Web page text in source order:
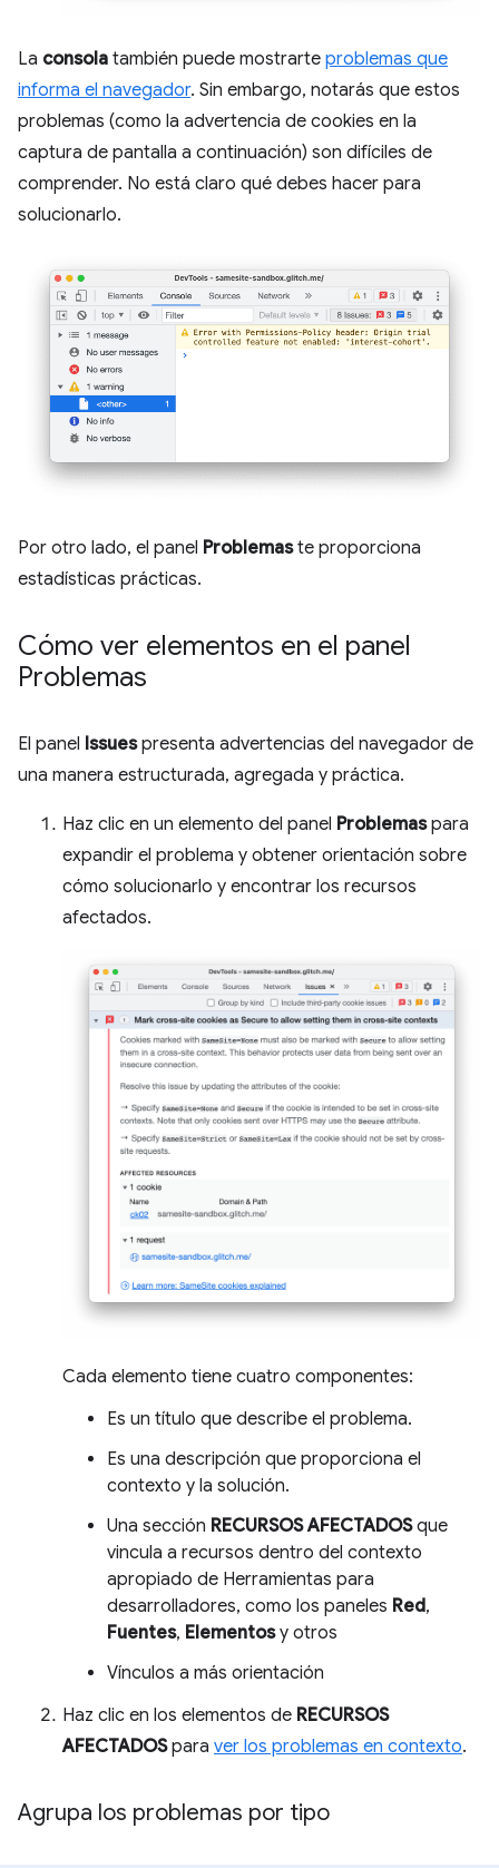
La consola también puede mostrarte problemas que
informa el navegador. Sin embargo, notarás que estos
problemas (como la advertencia de cookies en la
captura de pantalla a continuación) son difíciles de
comprender. No está claro qué debes hacer para
solucionarlo.
Por otro lado, el panel Problemaste proporciona
estadísticas prácticas.
Cómo ver elementos en el panel
Problemas
El panel Issuespresenta advertencias del navegador de
una manera estructurada, agregada y práctica.
Haz clic en un elemento del panel Problemaspara
expandir el problema y obtener orientación sobre
cómo solucionarlo y encontrar los recursos
afectados.
Cada elemento tiene cuatro componentes:
Es un título que describe el problema.
Es una descripción que proporciona el
contexto y la solución.
Una sección RECURSOS AFECTADOSque
vincula a recursos dentro del contexto
apropiado de Herramientas para
desarrolladores, como los paneles Red,
Fuentes, Elementosy otros
Vínculos a más orientación
Haz clic en los elementos de RECURSOS
AFECTADOSpara ver los problemas en contexto.
Agrupa los problemas por tipo